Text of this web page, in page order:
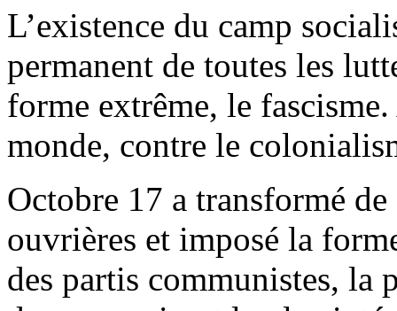
L’existence du camp
permanent de toutes les
forme extrême, le
monde, contre le
Octobre 17 a transformé
ouvrières et imposé la
des partis communistes, la